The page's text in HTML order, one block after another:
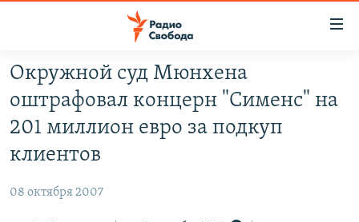
упрощенного
доступа
Вернуться
основному
Вернутся
ПРОГРАММЫ
ПОДКАСТЫ
МНЕНИЯ
Окружной суд Мюнхена
оштрафовал концерн "Сименс" на
201 миллион евро за подкуп
клиентов
08 октября 2007